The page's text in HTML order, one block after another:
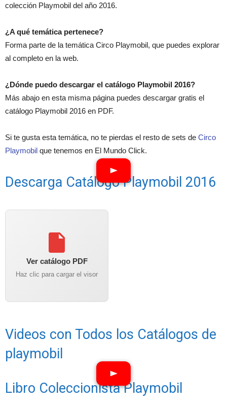
colección Playmobil del año 2016.
¿A qué temática pertenece?
Forma parte de la temática Circo Playmobil, que puedes explorar
al completo en la web.
¿Dónde puedo descargar el catálogo Playmobil 2016?
Más abajo en esta misma página puedes descargar gratis el
catálogo Playmobil 2016 en PDF.
Si te gusta esta temática, no te pierdas el resto de sets de Circo
Playmobil que tenemos en El Mundo Click.
Descarga Catálogo Playmobil 2016
Ver catálogo PDF
Haz clic para cargar el visor
Videos con Todos los Catálogos de
playmobil
Libro Coleccionista Playmobil